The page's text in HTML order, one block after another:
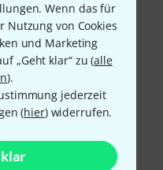
Wenn das für
Nutzung von Cookies
und Marketing
„Geht klar“ zu (alle
).
jederzeit
(hier) widerrufen.
per Nachnahme,
Sofort bezahlen